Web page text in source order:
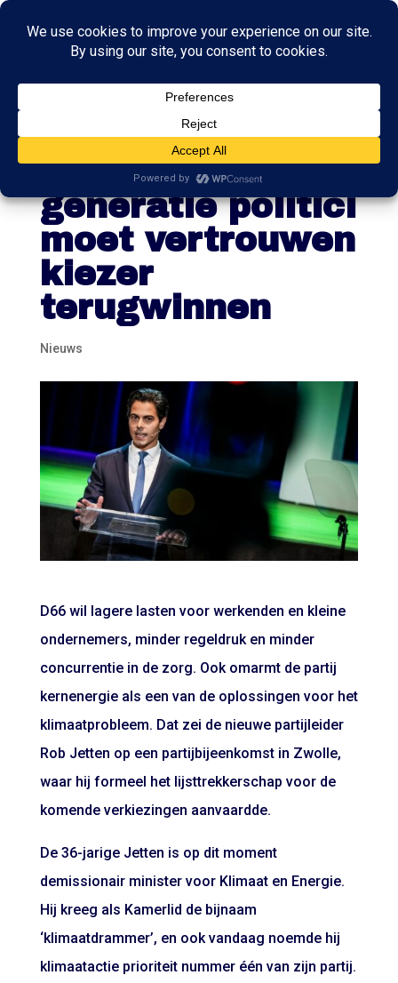
Jetten (D66):
nieuwe
generatie politici
moet vertrouwen
kiezer
terugwinnen
Nieuws
D66 wil lagere lasten voor werkenden en kleine
ondernemers, minder regeldruk en minder
concurrentie in de zorg. Ook omarmt de partij
kernenergie als een van de oplossingen voor het
klimaatprobleem. Dat zei de nieuwe partijleider
Rob Jetten op een partijbijeenkomst in Zwolle,
waar hij formeel het lijsttrekkerschap voor de
komende verkiezingen aanvaardde.
De 36-jarige Jetten is op dit moment
demissionair minister voor Klimaat en Energie.
Hij kreeg als Kamerlid de bijnaam
‘klimaatdrammer’, en ook vandaag noemde hij
klimaatactie prioriteit nummer één van zijn partij.